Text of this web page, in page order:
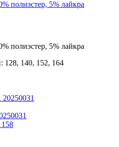
полиэстер, 5% лайкра
полиэстер, 5% лайкра
: 128, 140, 152, 164
158